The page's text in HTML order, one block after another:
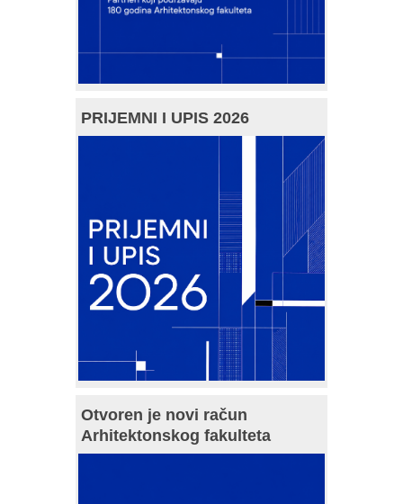
PRIJEMNI I UPIS 2026
Otvoren je novi račun
Arhitektonskog fakulteta